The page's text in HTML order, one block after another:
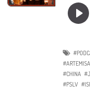
#ARTEMISA
#CHINA
#PSLV